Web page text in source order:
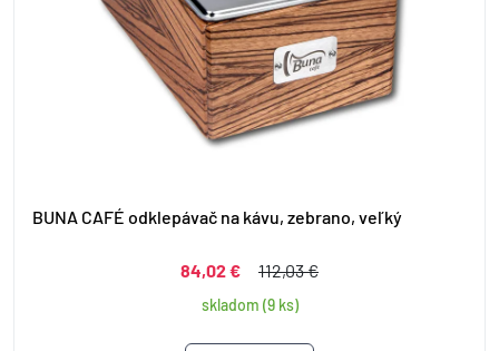
BUNA CAFÉ odklepávač na kávu, zebrano, veľký
84,02 € 112,03 €
skladom (9 ks)